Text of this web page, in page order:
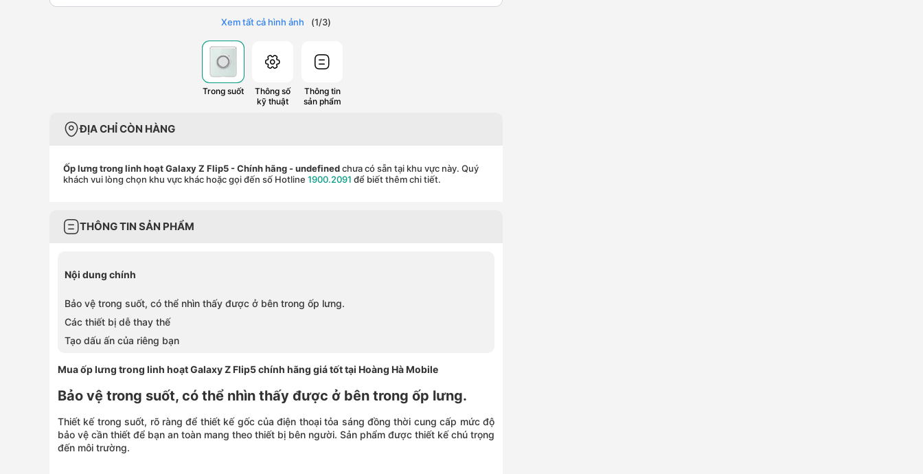
Xem tất cả hình ảnh (1/3)
Trong suốt
Thông số
kỹ thuật
Thông tin
sản phẩm
ĐỊA CHỈ CÒN HÀNG
Ốp lưng trong linh hoạt Galaxy Z Flip5 - Chính hãng - undefinedchưa có sẵn tại khu vực này. Quý
khách vui lòng chọn khu vực khác hoặc gọi đến số Hotline 1900.2091 để biết thêm chi tiết.
THÔNG TIN SẢN PHẨM
Nội dung chính
Bảo vệ trong suốt, có thể nhìn thấy được ở bên trong ốp lưng.
Các thiết bị dễ thay thế
Tạo dấu ấn của riêng bạn
Muaốp lưng trong linh hoạt Galaxy Z Flip5chính hãng giá tốt tại Hoàng Hà Mobile
Bảo vệ trong suốt, có thể nhìn thấy được ở bên trong ốp lưng.
Thiết kế trong suốt, rõ ràng để thiết kế gốc của điện thoại tỏa sáng đồng thời cung cấp mức độ
bảo vệ cần thiết để bạn an toàn mang theo thiết bị bên người. Sản phẩm được thiết kế chú trọng
đến môi trường.